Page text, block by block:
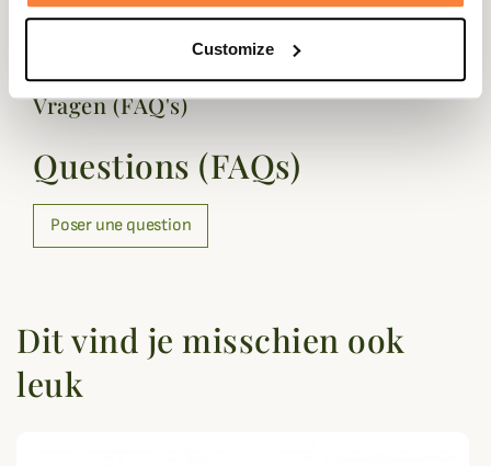
Customize
Vragen (FAQ's)
Questions (FAQs)
Poser une question
Dit vind je misschien ook
leuk